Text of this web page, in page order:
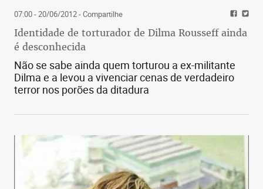
07:00 - 20/06/2012- Compartilhe
Identidade de torturador de Dilma Rousseff ainda
é desconhecida
Não se sabe ainda quem torturou a ex-militante
Dilma e a levou a vivenciar cenas de verdadeiro
terror nos porões da ditadura